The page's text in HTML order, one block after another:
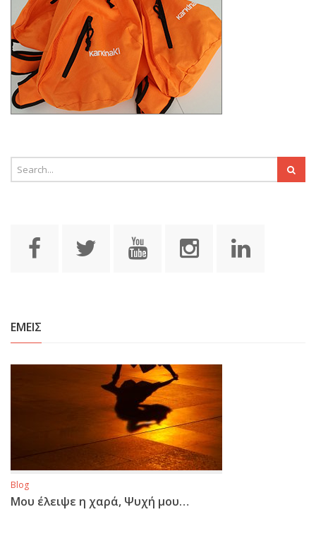
ΕΜΕΙΣ
Blog
Μου έλειψε η χαρά, Ψυχή μου…